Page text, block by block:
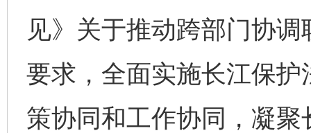
见》关于推动跨部门协
要求，全面实施长江保
策协同和工作协同，凝